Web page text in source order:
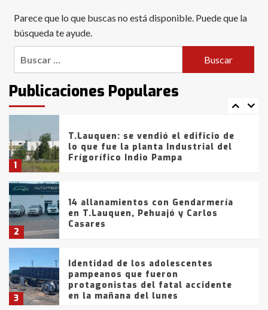
Parece que lo que buscas no está disponible. Puede que la
búsqueda te ayude.
Publicaciones Populares
6
con lluvias y heladas, en gran parte
de la provincia
intentaron evadir a la Policía
fueron detenidos por
comercialización de drogas en la
tarde del sábado
1
T.Lauquen: se vendió el edificio de
lo que fue la planta Industrial del
Frígorífico Indio Pampa
2
14 allanamientos con Gendarmería
en T.Lauquen, Pehuajó y Carlos
Casares
3
Identidad de los adolescentes
pampeanos que fueron
protagonistas del fatal accidente
en la mañana del lunes